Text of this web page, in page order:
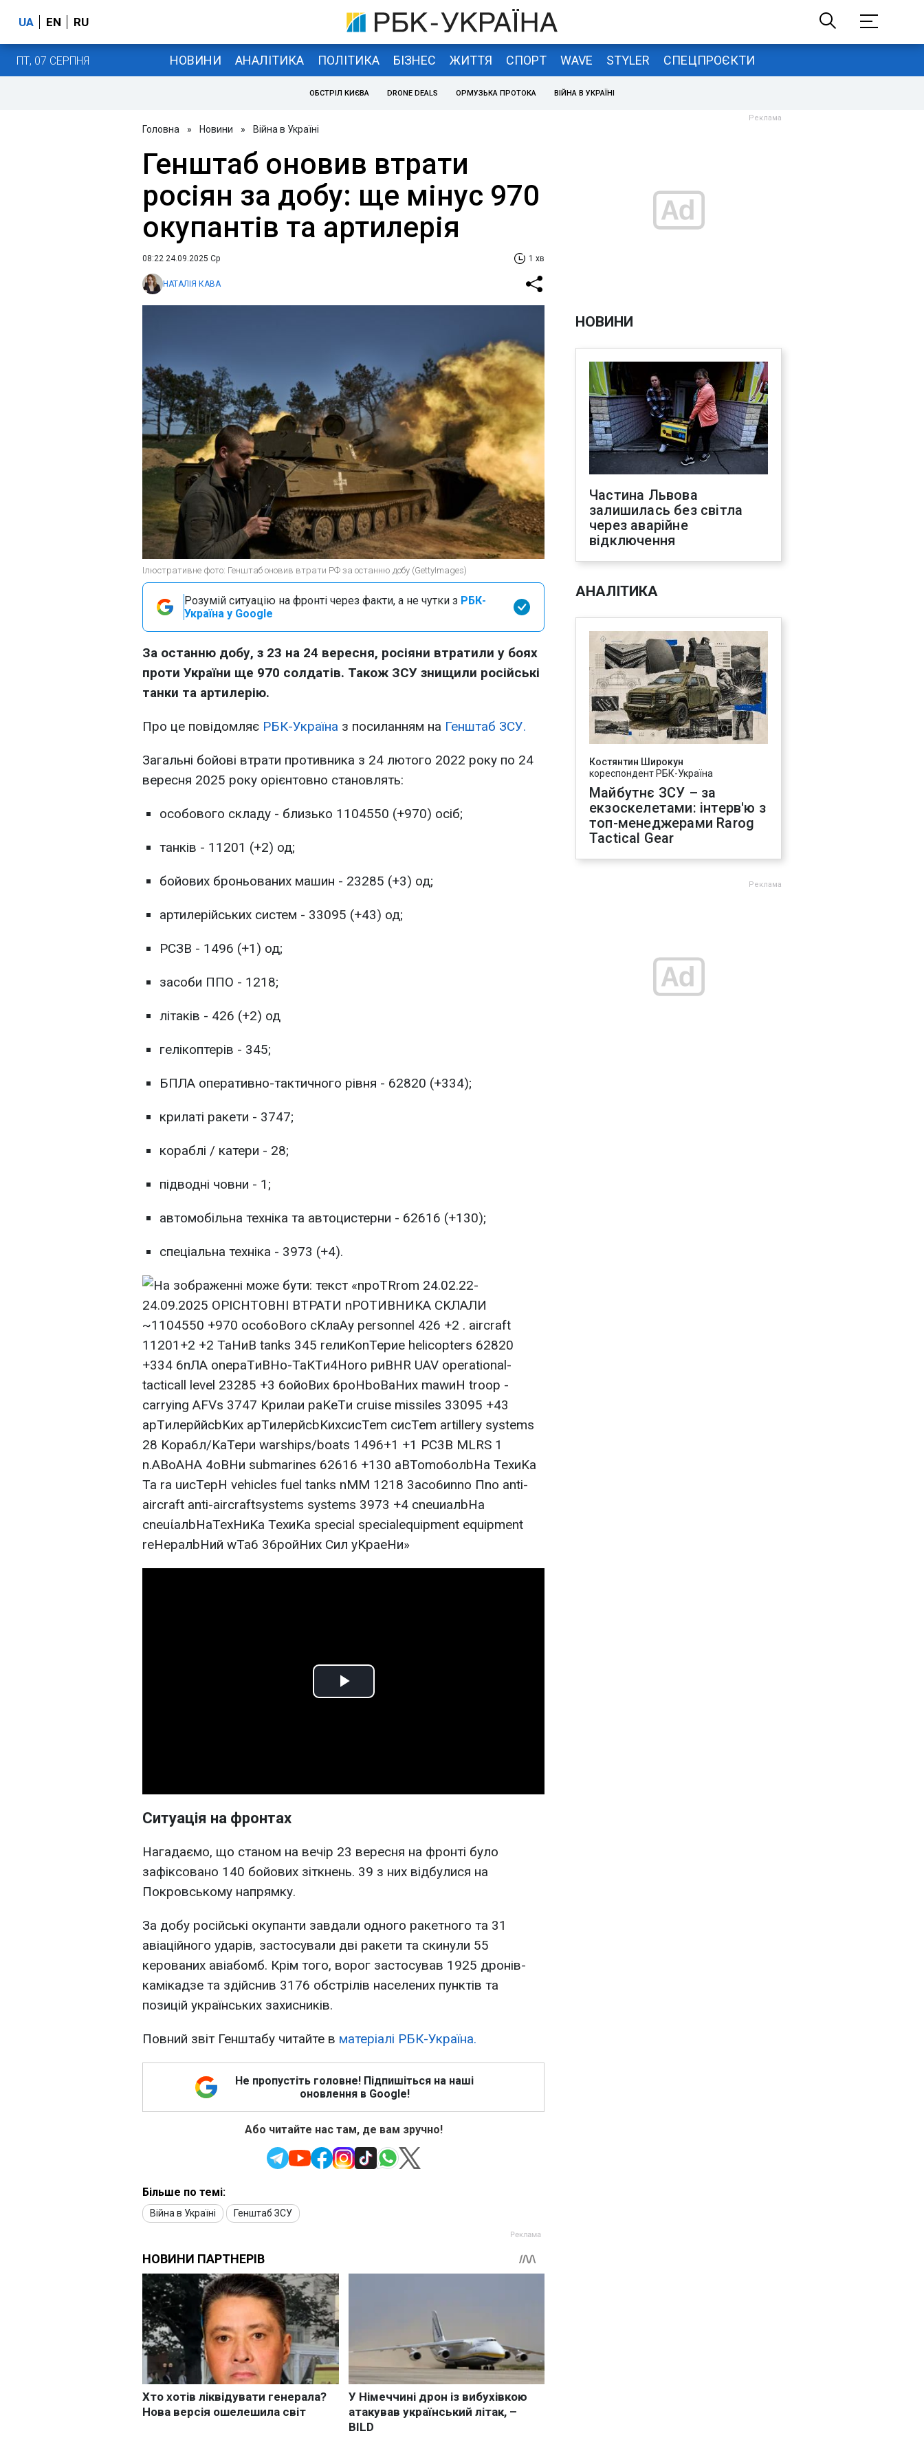
UA EN RU
ПТ, 07 СЕРПНЯ НОВИНИ АНАЛІТИКА ПОЛІТИКА БІЗНЕС ЖИТТЯ СПОРТ WAVE STYLER СПЕЦПРОЄКТИ
ОБСТРІЛ КИЄВА DRONE DEALS ОРМУЗЬКА ПРОТОКА ВІЙНА В УКРАЇНІ
Головна » Новини » Війна в Україні
Генштаб оновив втрати
росіян за добу: ще мінус 970
окупантів та артилерія
08:22 24.09.2025 Ср 1 хв
НАТАЛІЯ КАВА
Ілюстративне фото: Генштаб оновив втрати РФ за останню добу (GettyImages)
Розумій ситуацію на фронті через факти, а не чутки з РБК-
Україна у Google
За останню добу, з 23 на 24 вересня, росіяни втратили у боях
проти України ще 970 солдатів. Також ЗСУ знищили російські
танки та артилерію.
Про це повідомляє РБК-Україна з посиланням на Генштаб ЗСУ.
Загальні бойові втрати противника з 24 лютого 2022 року по 24
вересня 2025 року орієнтовно становлять:
особового складу - близько 1104550 (+970) осіб;
танків - 11201 (+2) од;
бойових броньованих машин - 23285 (+3) од;
артилерійських систем - 33095 (+43) од;
РСЗВ - 1496 (+1) од;
засоби ППО - 1218;
літаків - 426 (+2) од
гелікоптерів - 345;
БПЛА оперативно-тактичного рівня - 62820 (+334);
крилаті ракети - 3747;
кораблі / катери - 28;
підводні човни - 1;
автомобільна техніка та автоцистерни - 62616 (+130);
спеціальна техніка - 3973 (+4).
Play
Ситуація на фронтах
Нагадаємо, що станом на вечір 23 вересня на фронті було
зафіксовано 140 бойових зіткнень. 39 з них відбулися на
Покровському напрямку.
За добу російські окупанти завдали одного ракетного та 31
авіаційного ударів, застосували дві ракети та скинули 55
керованих авіабомб. Крім того, ворог застосував 1925 дронів-
камікадзе та здійснив 3176 обстрілів населених пунктів та
позицій українських захисників.
Повний звіт Генштабу читайте в матеріалі РБК-Україна.
Не пропустіть головне! Підпишіться на наші
оновлення в Google!
Або читайте нас там, де вам зручно!
Більше по темі:
Війна в Україні Генштаб ЗСУ
НОВИНИ
Частина Львова
залишилась без світла
через аварійне
відключення
АНАЛІТИКА
Костянтин Широкун
кореспондент РБК-Україна
Майбутнє ЗСУ – за
екзоскелетами: інтерв'ю з
топ-менеджерами Rarog
Tactical Gear